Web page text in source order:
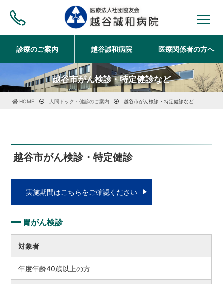
診療のご案内 越谷誠和病院 医療関係者の方へ
越谷市がん検診・特定健診など
HOME 人間ドック・健診のご案内 越谷市がん検診・特定健診など
越谷市がん検診・特定健診
実施期間はこちらをご確認ください
胃がん検診
対象者
年度年齢40歳以上の方